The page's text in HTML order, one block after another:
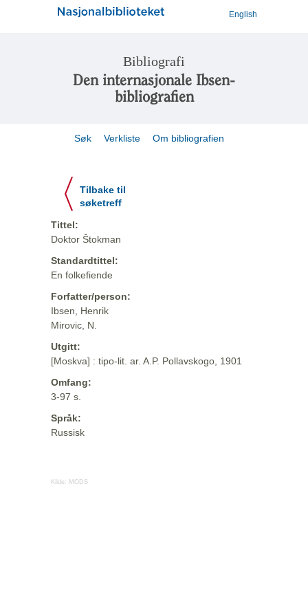
English
Bibliografi
Den internasjonale Ibsen-
bibliografien
Søk Verkliste Om bibliografien
Tilbake til
søketreff
Tittel:
Doktor Štokman
Standardtittel:
En folkefiende
Forfatter/person:
Ibsen, Henrik
Mirovic, N.
Utgitt:
[Moskva] : tipo-lit. ar. A.P. Pollavskogo, 1901
Omfang:
3-97 s.
Språk:
Russisk
Kilde: MODS